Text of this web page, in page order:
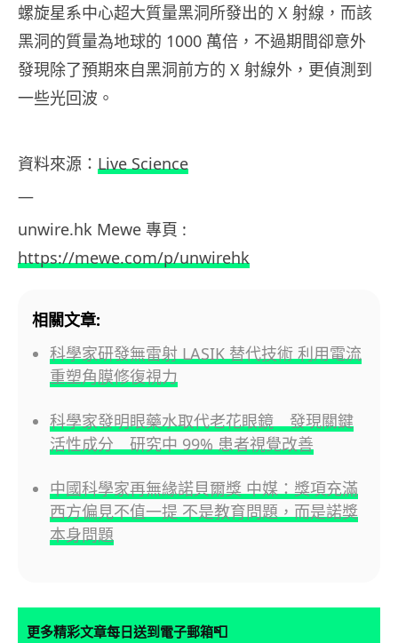
螺旋星系中心超大質量黑洞所發出的 X 射線，而該
黑洞的質量為地球的 1000 萬倍，不過期間卻意外
發現除了預期來自黑洞前方的 X 射線外，更偵測到
一些光回波。
資料來源： Live Science
—
unwire.hk Mewe 專頁 :
https://mewe.com/p/unwirehk
相關文章:
科學家研發無雷射 LASIK 替代技術 利用電流
重塑角膜修復視力
科學家發明眼藥水取代老花眼鏡 發現關鍵
活性成分 研究中 99% 患者視覺改善
中國科學家再無緣諾貝爾獎 中媒：獎項充滿
西方偏見不值一提 不是教育問題，而是諾獎
本身問題
更多精彩文章每日送到電子郵箱📮